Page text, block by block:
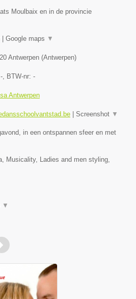
Moulbaix en in de provincie
| Google maps ▼
Antwerpen (Antwerpen)
- , BTW-nr: -
Antwerpen
| Screenshot ▼
in een ontspannen sfeer en met
Musicality, Ladies and men styling,
▼